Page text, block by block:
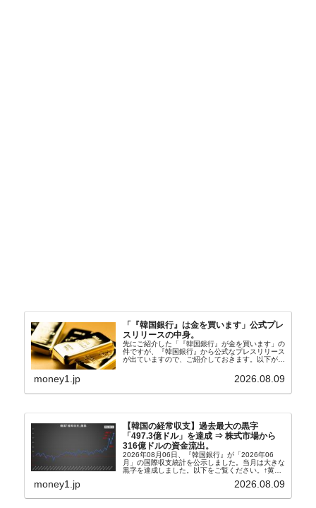
「『韓国銀行』は金を買います」公式プレ
スリリースの中身。
先にご紹介した「『韓国銀行』が金を買います」の
件ですが、『韓国銀行』から公式なプレスリリース
が出ていますので、ご紹介しておきます。以下が全
れ協力体制を構築□『韓国銀行』は、国内生産金の
money1.jp 2026.08.09
【韓国の経常収支】過去最大の黒字
「497.3億ドル」を達成 ⇒ 株式市場から
316億ドルの資金流出。
2026年08月06日、『韓国銀行』が「2026年06
月」の国際収支統計を公示しました。当月は大きな
黒字を達成しました。以下をご覧ください。↑黄色
の経常収支です。2026年06月貿易収支：4...
money1.jp 2026.08.09